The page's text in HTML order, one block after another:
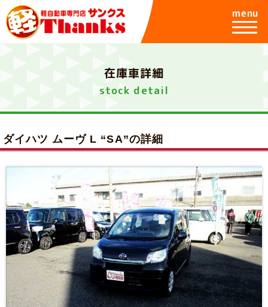
menu
在庫車詳細
stock detail
ダイハツ ムーヴ L “SA”の詳細